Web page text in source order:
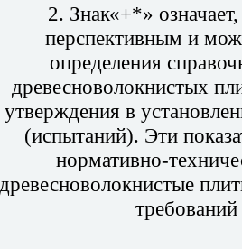
2. Знак«+*»
перспективным и
определения
древесноволокнистых
утверждения в
(испытаний). Эти
нормативно-
древесноволокнистые